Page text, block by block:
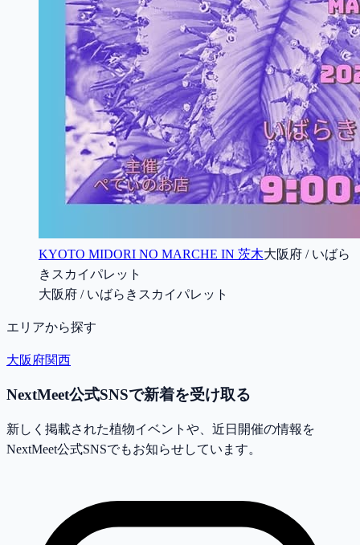
KYOTO MIDORI NO MARCHE IN 茨木大阪府 / いばら
きスカイパレット
大阪府 / いばらきスカイパレット
エリアから探す
大阪府関西
NextMeet公式SNSで新着を受け取る
新しく掲載された植物イベントや、近日開催の情報を
NextMeet公式SNSでもお知らせしています。